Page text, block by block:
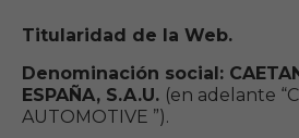
Renting
Titularidad de la Web.
Denominación social:
ESPAÑA, S.A.U. (en adelante
AUTOMOTIVE ”).